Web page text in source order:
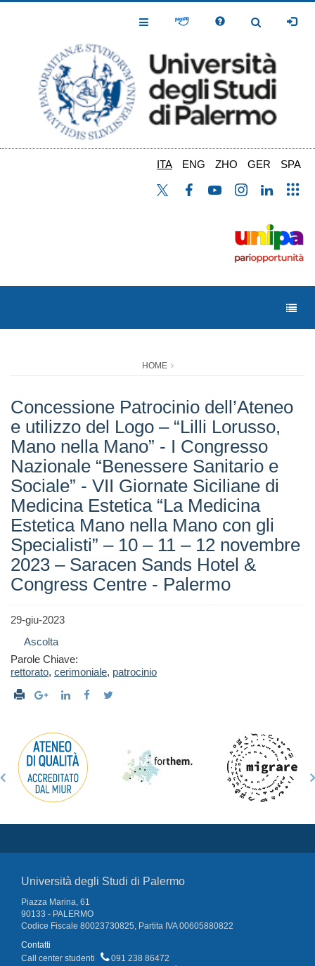
Toggle
Toggle
ITA ENG ZHO GER SPA
HOME
Concessione Patrocinio dell’Ateneo
e utilizzo del Logo – “Lilli Lorusso,
Mano nella Mano” - I Congresso
Nazionale “Benessere Sanitario e
Sociale” - VII Giornate Siciliane di
Medicina Estetica “La Medicina
Estetica Mano nella Mano con gli
Specialisti” – 10 – 11 – 12 novembre
2023 – Saracen Sands Hotel &
Congress Centre - Palermo
29-giu-2023
Ascolta
Parole Chiave:
rettorato, cerimoniale, patrocinio
Università degli Studi di Palermo
Piazza Marina, 61
90133 - PALERMO
Codice Fiscale 80023730825, Partita IVA 00605880822
Contatti
Call center studenti
091 238 86472